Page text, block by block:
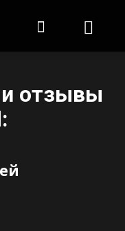
отзывы